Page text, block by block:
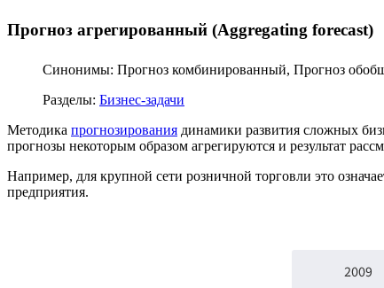
Прогноз агрегированный (Aggregating forecast)
Синонимы: Прогноз комбинированный, Прогноз
Разделы: Бизнес-задачи
Методика прогнозирования динамики развития сложных
прогнозы некоторым образом агрегируются и результат
Например, для крупной сети розничной торговли это
предприятия.